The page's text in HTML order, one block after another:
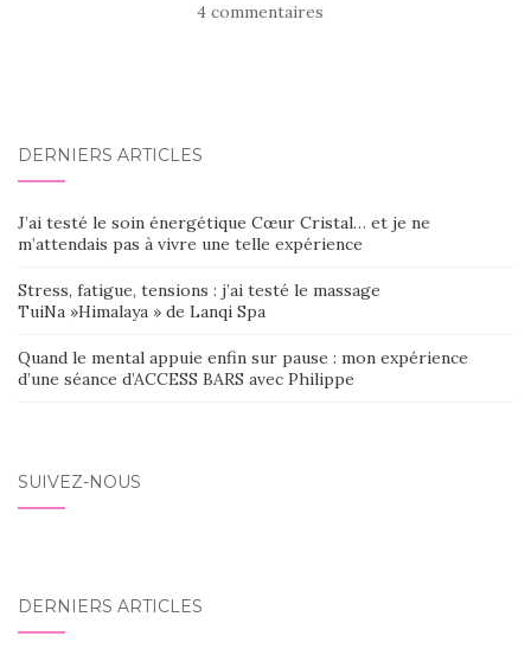
4 commentaires
DERNIERS ARTICLES
J’ai testé le soin énergétique Cœur Cristal… et je ne
m’attendais pas à vivre une telle expérience
Stress, fatigue, tensions : j’ai testé le massage
TuiNa »Himalaya » de Lanqi Spa
Quand le mental appuie enfin sur pause : mon expérience
d’une séance d’ACCESS BARS avec Philippe
SUIVEZ-NOUS
DERNIERS ARTICLES